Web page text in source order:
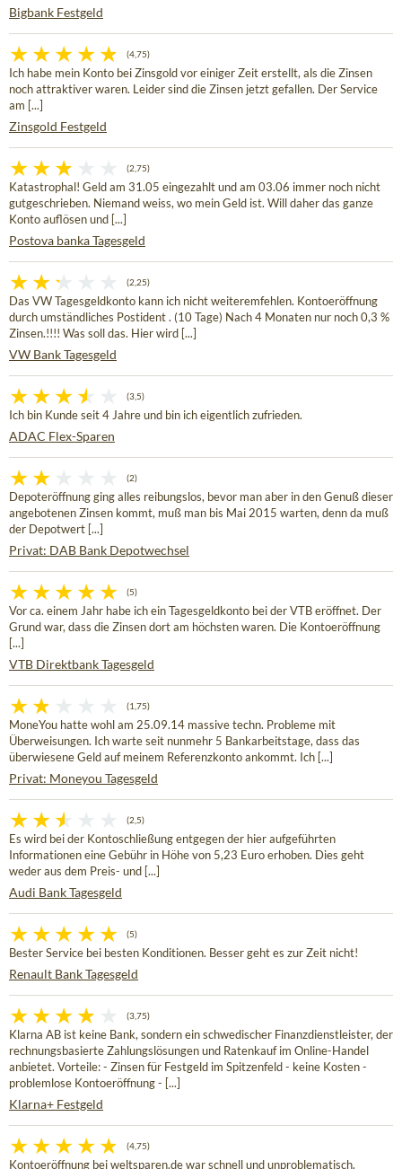
Bigbank Festgeld
(4,75)
Ich habe mein Konto bei Zinsgold vor einiger Zeit erstellt, als die Zinsen
noch attraktiver waren. Leider sind die Zinsen jetzt gefallen. Der Service
am [...]
Zinsgold Festgeld
(2,75)
Katastrophal! Geld am 31.05 eingezahlt und am 03.06 immer noch nicht
gutgeschrieben. Niemand weiss, wo mein Geld ist. Will daher das ganze
Konto auflösen und [...]
Postova banka Tagesgeld
(2,25)
Das VW Tagesgeldkonto kann ich nicht weiteremfehlen. Kontoeröffnung
durch umständliches Postident . (10 Tage) Nach 4 Monaten nur noch 0,3 %
Zinsen.!!!! Was soll das. Hier wird [...]
VW Bank Tagesgeld
(3,5)
Ich bin Kunde seit 4 Jahre und bin ich eigentlich zufrieden.
ADAC Flex-Sparen
(2)
Depoteröffnung ging alles reibungslos, bevor man aber in den Genuß dieser
angebotenen Zinsen kommt, muß man bis Mai 2015 warten, denn da muß
der Depotwert [...]
Privat: DAB Bank Depotwechsel
(5)
Vor ca. einem Jahr habe ich ein Tagesgeldkonto bei der VTB eröffnet. Der
Grund war, dass die Zinsen dort am höchsten waren. Die Kontoeröffnung
[...]
VTB Direktbank Tagesgeld
(1,75)
MoneYou hatte wohl am 25.09.14 massive techn. Probleme mit
Überweisungen. Ich warte seit nunmehr 5 Bankarbeitstage, dass das
überwiesene Geld auf meinem Referenzkonto ankommt. Ich [...]
Privat: Moneyou Tagesgeld
(2,5)
Es wird bei der Kontoschließung entgegen der hier aufgeführten
Informationen eine Gebühr in Höhe von 5,23 Euro erhoben. Dies geht
weder aus dem Preis- und [...]
Audi Bank Tagesgeld
(5)
Bester Service bei besten Konditionen. Besser geht es zur Zeit nicht!
Renault Bank Tagesgeld
(3,75)
Klarna AB ist keine Bank, sondern ein schwedischer Finanzdienstleister, der
rechnungsbasierte Zahlungslösungen und Ratenkauf im Online-Handel
anbietet. Vorteile: - Zinsen für Festgeld im Spitzenfeld - keine Kosten -
problemlose Kontoeröffnung - [...]
Klarna+ Festgeld
(4,75)
Kontoeröffnung bei weltsparen.de war schnell und unproblematisch.